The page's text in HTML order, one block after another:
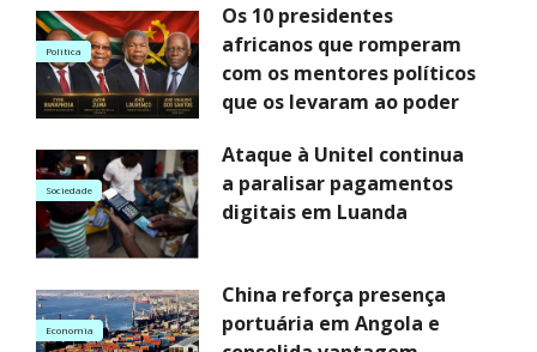
Politica
Os 10 presidentes
africanos que romperam
com os mentores políticos
que os levaram ao poder
Sociedade
Ataque à Unitel continua
a paralisar pagamentos
digitais em Luanda
Economia
China reforça presença
portuária em Angola e